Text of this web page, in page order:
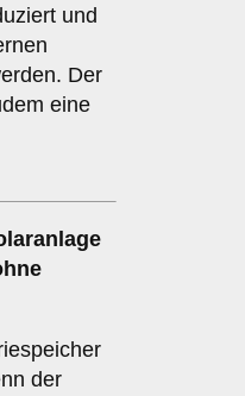
und
Der
eine
der